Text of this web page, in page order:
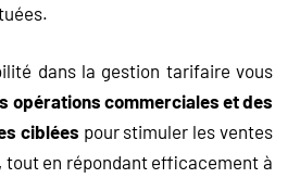
dans la gestion tarifaire vous
opérations commerciales et des
ciblées pour stimuler les ventes
tout en répondant efficacement à